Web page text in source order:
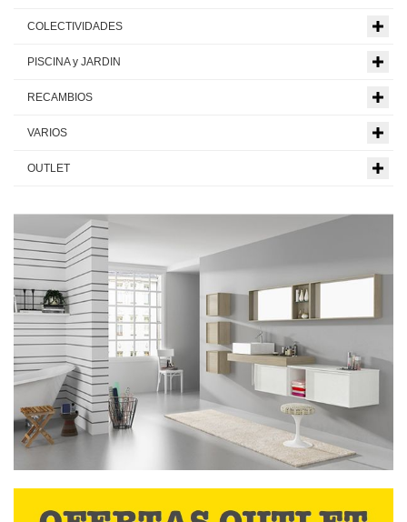
COLECTIVIDADES
PISCINA y JARDIN
RECAMBIOS
VARIOS
OUTLET